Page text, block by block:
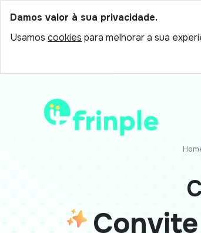
Damos valor à sua privacidade.
Usamos cookies para melhorar a sua